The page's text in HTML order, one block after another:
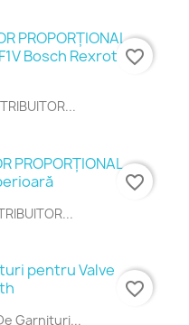
favorite_border
favorite_border
Garnituri...
favorite_border